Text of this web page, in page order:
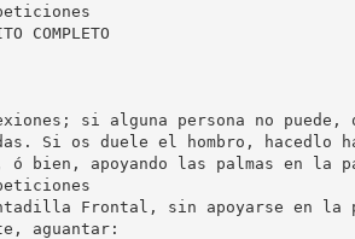
COMPLETO
si alguna persona no
Si os duele el hombro, hacedlo
ó bien, apoyando las palmas en la
Frontal, sin apoyarse en la
aguantar: